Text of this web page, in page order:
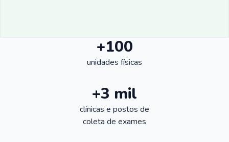
+100
unidades físicas
+3 mil
clínicas e postos de
coleta de exames